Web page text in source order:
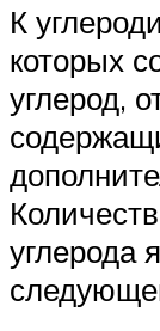
К
которых
углерод,
углерода